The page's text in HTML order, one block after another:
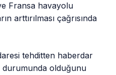
Fransa havayolu
arttırılması çağrısında
tehditten haberdar
olduğunu